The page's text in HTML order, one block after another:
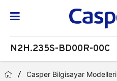
N2H.235S-BD00R-00C
Casper Bilgisayar Modelleri